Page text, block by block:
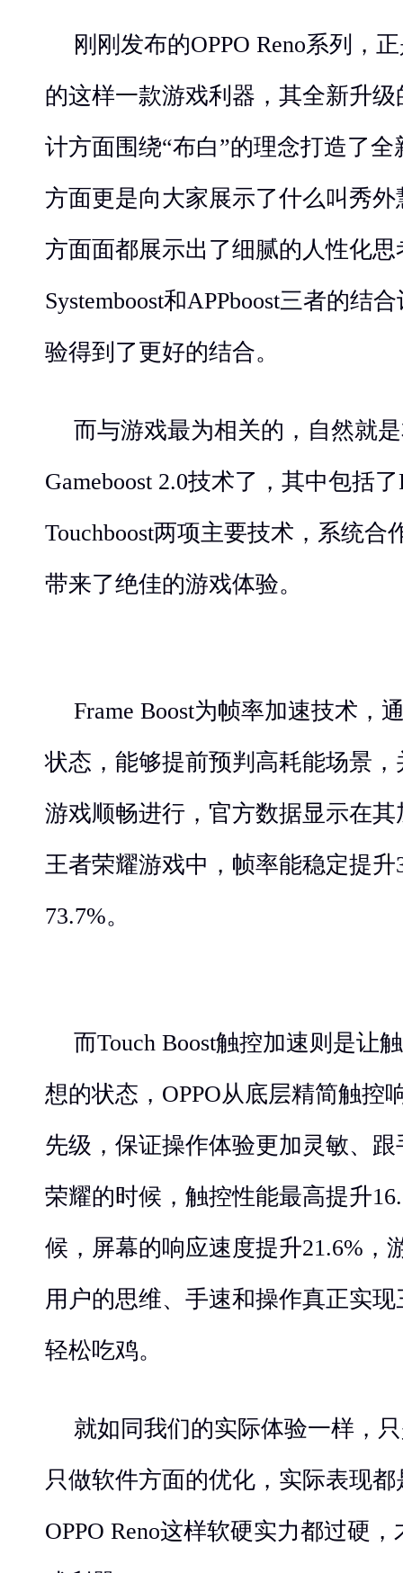
刚刚发布的OPPO Reno系列，
的这样一款游戏利器，其全新升级
计方面围绕“布白”的理念打造了
方面更是向大家展示了什么叫秀
方面面都展示出了细腻的人性化思
Systemboost和APPboost三者的结
验得到了更好的结合。
而与游戏最为相关的，自然就
Gameboost 2.0技术了，其中包括了
Touchboost两项主要技术，系统
带来了绝佳的游戏体验。
Frame Boost为帧率加速技术，
状态，能够提前预判高耗能场景
游戏顺畅进行，官方数据显示在其
王者荣耀游戏中，帧率能稳定提升
73.7%。
而Touch Boost触控加速则是让
想的状态，OPPO从底层精简触控
先级，保证操作体验更加灵敏、
荣耀的时候，触控性能最高提升
候，屏幕的响应速度提升21.6%，
用户的思维、手速和操作真正实
轻松吃鸡。
就如同我们的实际体验一样，
只做软件方面的优化，实际表现
OPPO Reno这样软硬实力都过硬